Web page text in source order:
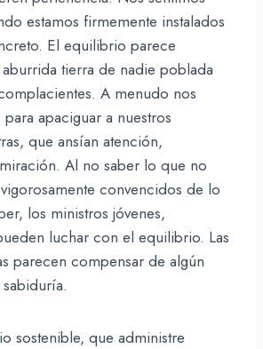
estamos firmemente instalados
El equilibrio parece
tierra de nadie poblada
A menudo nos
apaciguar a nuestros
que ansían atención,
Al no saber lo que no
convencidos de lo
los ministros jóvenes,
luchar con el equilibrio. Las
parecen compensar de algún
sostenible, que administre